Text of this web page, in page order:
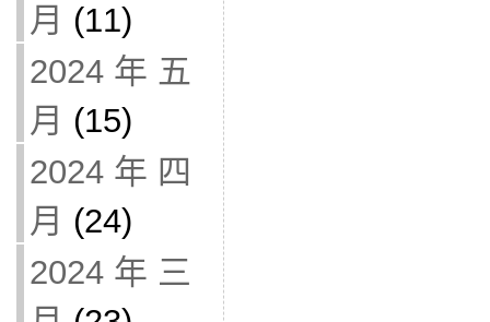
月 (11)
2024 年 五
月 (15)
2024 年 四
月 (24)
2024 年 三